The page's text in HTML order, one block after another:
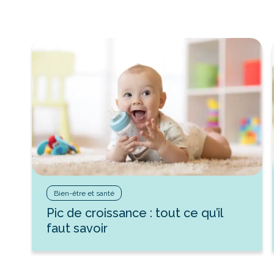
Bien-être et santé
Pic de croissance : tout ce qu’il
faut savoir